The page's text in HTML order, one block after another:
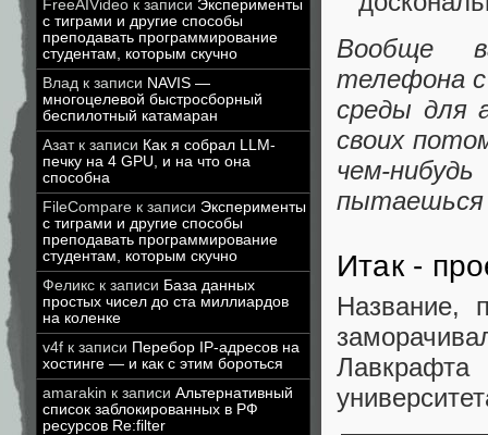
FreeAIVideo к записи Эксперименты
с тиграми и другие способы
преподавать программирование
студентам, которым скучно
Влад к записи NAVIS —
многоцелевой быстросборный
беспилотный катамаран
Азатк записи Как я собрал LLM-
печку на 4 GPU, и на что она
способна
FileCompare к записи Эксперименты
с тиграми и другие способы
преподавать программирование
студентам, которым скучно
Феликс к записи База данных
простых чисел до ста миллиардов
на коленке
v4f к записи Перебор IP-адресов на
хостинге — и как с этим бороться
amarakin к записи Альтернативный
список заблокированных в РФ
ресурсов Re:filter
Вообще
телефона с
среды для
своих
чем-
пытаешься
Итак -
Название,